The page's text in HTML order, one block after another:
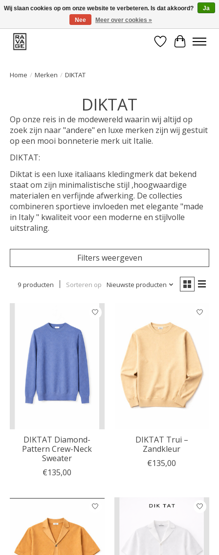
EEN GROOT ASSORTIMENT VAN TOP MERKEN!
Verlanglijst
Home / Merken / DIKTAT
DIKTAT
Op onze reis in de modewereld waarin wij altijd op
zoek zijn naar "andere" en luxe merken zijn wij gestuit
op een mooi bonneterie merk uit Italie.
DIKTAT:
Diktat is een luxe italiaans kledingmerk dat bekend
staat om zijn minimalistische stijl ,hoogwaardige
materialen en verfijnde afwerking. De collecties
combineren sportieve invloeden met elegante "made
in Italy " kwaliteit voor een moderne en stijlvolle
uitstraling.
Filters weergeven
9 producten Sorteren op Nieuwste producten
DIKTAT Diamond-
Pattern Crew-Neck
Sweater
€135,00
DIKTAT Trui –
Zandkleur
€135,00
Wij slaan cookies op om onze website te verbeteren. Is dat akkoord?
Ja
Nee
Meer over cookies »